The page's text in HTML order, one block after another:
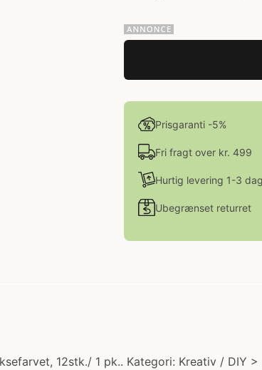
Prisgaranti -5%
Fri fragt over kr. 499
Hurtig levering 1-3
Ubegrænset returret
12stk./ 1 pk.. Kategori: Kreativ /